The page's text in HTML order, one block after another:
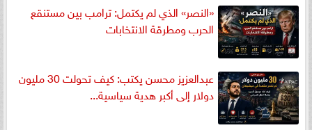
«النصر» الذي لم يكتمل: ترامب بين مستنقع
الحرب ومطرقة الانتخابات
عبدالعزيز محسن يكتب: كيف تحولت 30 مليون
دولار إلى أكبر هدية سياسية...